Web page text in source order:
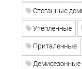
Стеганные
Утепленные
Приталенные
Демисезонные